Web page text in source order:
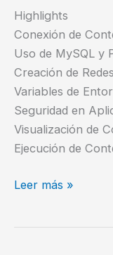
Highlights
Conexión de
Uso de MySQL y
Creación de
Variables de
Seguridad en
Visualización de
Ejecución de
Docker
Leer más »